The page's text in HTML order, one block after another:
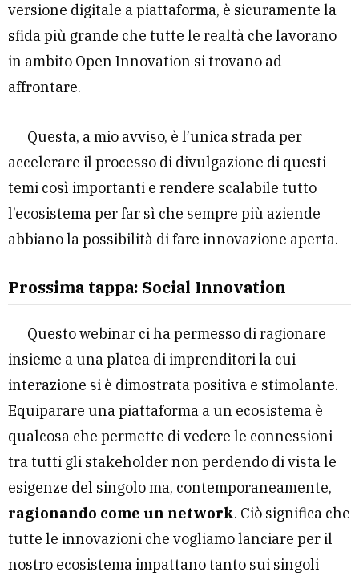
versione digitale a piattaforma, è sicuramente la
sfida più grande che tutte le realtà che lavorano
in ambito Open Innovation si trovano ad
affrontare.
Questa, a mio avviso, è l’unica strada per
accelerare il processo di divulgazione di questi
temi così importanti e rendere scalabile tutto
l’ecosistema per far sì che sempre più aziende
abbiano la possibilità di fare innovazione aperta.
Prossima tappa: Social Innovation
Questo webinar ci ha permesso di ragionare
insieme a una platea di imprenditori la cui
interazione si è dimostrata positiva e stimolante.
Equiparare una piattaforma a un ecosistema è
qualcosa che permette di vedere le connessioni
tra tutti gli stakeholder non perdendo di vista le
esigenze del singolo ma, contemporaneamente,
ragionando come un network. Ciò significa che
tutte le innovazioni che vogliamo lanciare per il
nostro ecosistema impattano tanto sui singoli